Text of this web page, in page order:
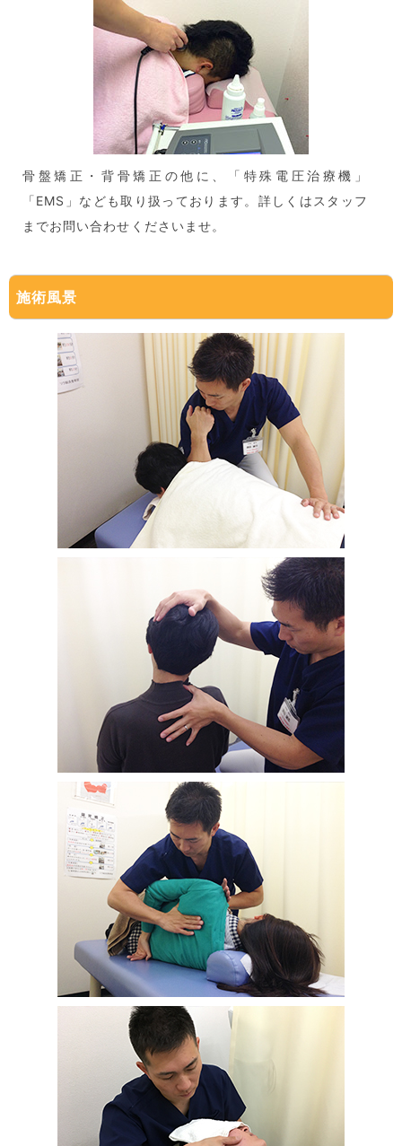
骨盤矯正・背骨矯正の他に、「特殊電圧治療機」
「EMS」なども取り扱っております。詳しくはスタッフ
までお問い合わせくださいませ。
施術風景